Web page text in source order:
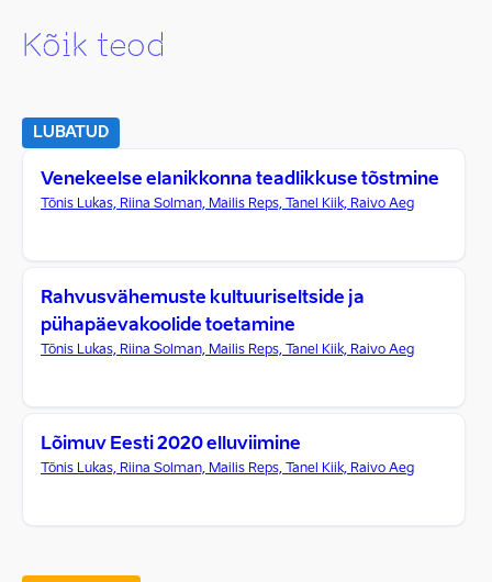
Kõik teod
LUBATUD
Venekeelse elanikkonna teadlikkuse tõstmine
Tõnis Lukas, Riina Solman, Mailis Reps, Tanel Kiik, Raivo Aeg
Rahvusvähemuste kultuuriseltside ja
pühapäevakoolide toetamine
Tõnis Lukas, Riina Solman, Mailis Reps, Tanel Kiik, Raivo Aeg
Lõimuv Eesti 2020 elluviimine
Tõnis Lukas, Riina Solman, Mailis Reps, Tanel Kiik, Raivo Aeg